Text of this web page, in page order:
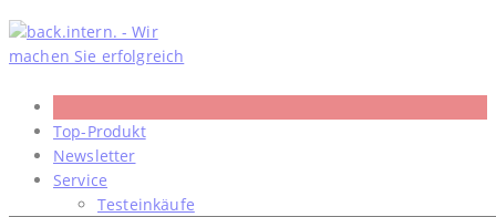
Skip
to
content
Top-Produkt
Newsletter
Service
Testeinkäufe